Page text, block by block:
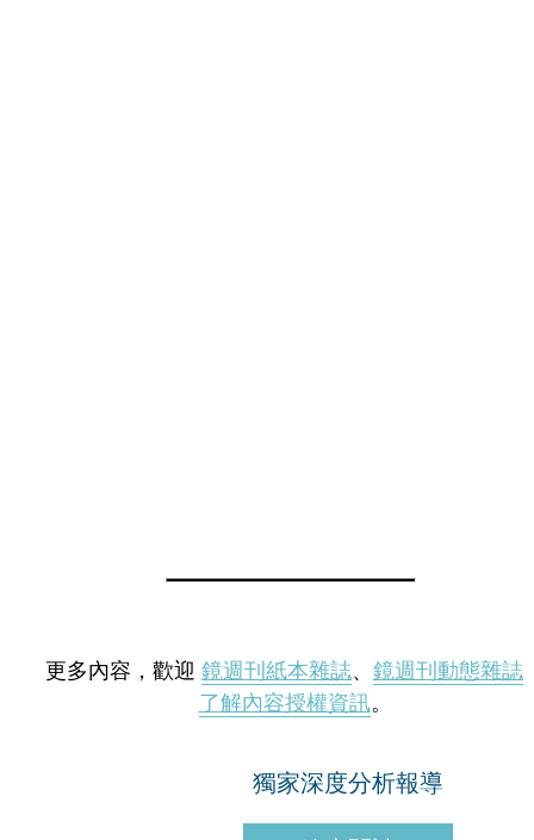
更多內容，歡迎 鏡週刊紙本雜誌、 鏡週刊動態雜誌
了解內容授權資訊。
獨家深度分析報導